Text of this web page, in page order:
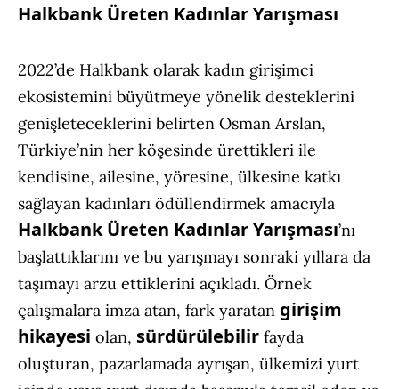
Halkbank Üreten Kadınlar Yarışması
2022’de Halkbank olarak kadın girişimci
ekosistemini büyütmeye yönelik desteklerini
genişleteceklerini belirten Osman Arslan,
Türkiye’nin her köşesinde ürettikleri ile
kendisine, ailesine, yöresine, ülkesine katkı
sağlayan kadınları ödüllendirmek amacıyla
Halkbank Üreten Kadınlar Yarışması’nı
başlattıklarını ve bu yarışmayı sonraki yıllara da
taşımayı arzu ettiklerini açıkladı. Örnek
çalışmalara imza atan, fark yaratan girişim
hikayesi olan, sürdürülebilir fayda
oluşturan, pazarlamada ayrışan, ülkemizi yurt